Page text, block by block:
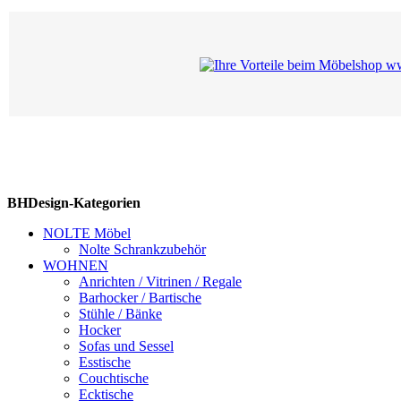
BHDesign-Kategorien
NOLTE Möbel
Nolte Schrankzubehör
WOHNEN
Anrichten / Vitrinen / Regale
Barhocker / Bartische
Stühle / Bänke
Hocker
Sofas und Sessel
Esstische
Couchtische
Ecktische